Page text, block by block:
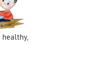
healthy,